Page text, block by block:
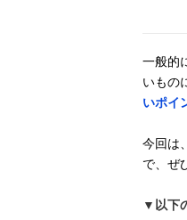
一般的
いもの
いポイ
今回は、
で、ぜ
▼以下